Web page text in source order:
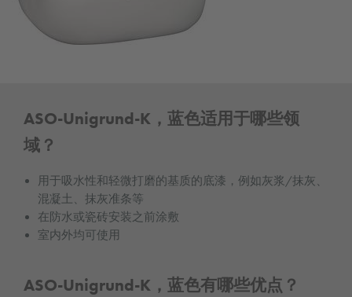
ASO-Unigrund-K，蓝色适用于哪些领
域？
用于吸水性和轻微打磨的基质的底漆，例如灰浆/抹灰、
混凝土、抹灰准条等
在防水或瓷砖安装之前涂敷
室内外均可使用
ASO-Unigrund-K，蓝色有哪些优点？